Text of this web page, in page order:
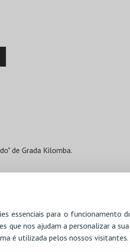
essenciais para o funcionamento
que nos ajudam a personalizar a
é utilizada pelos nossos visitantes.
de Grada Kilomba.